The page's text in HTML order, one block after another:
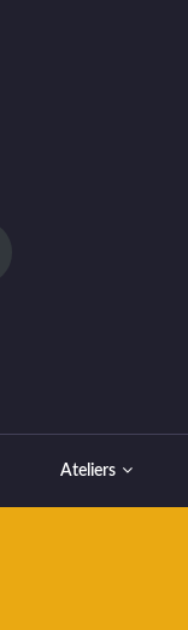
Ateliers